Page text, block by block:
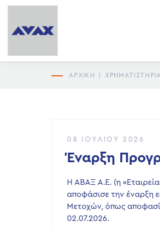
ΑΡΧΙΚΗ
08 ΙΟΥΛΊΟΥ 2026
Έναρξη
H ΑΒΑΞ Α.Ε. (η
αποφάσισε την έναρξη
Μετοχών, όπως
02.07.2026.